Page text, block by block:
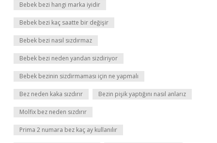
Bebek bezi hangi marka iyidir
Bebek bezi kaç saatte bir değişir
Bebek bezi nasıl sızdırmaz
Bebek bezi neden yandan sizdiriyor
Bebek bezinin sizdirmaması için ne yapmalı
Bez neden kaka sızdırır Bezin pişik yaptığını nasıl anlarız
Molfix bez neden sızdırır
Prima 2 numara bez kaç ay kullanılır